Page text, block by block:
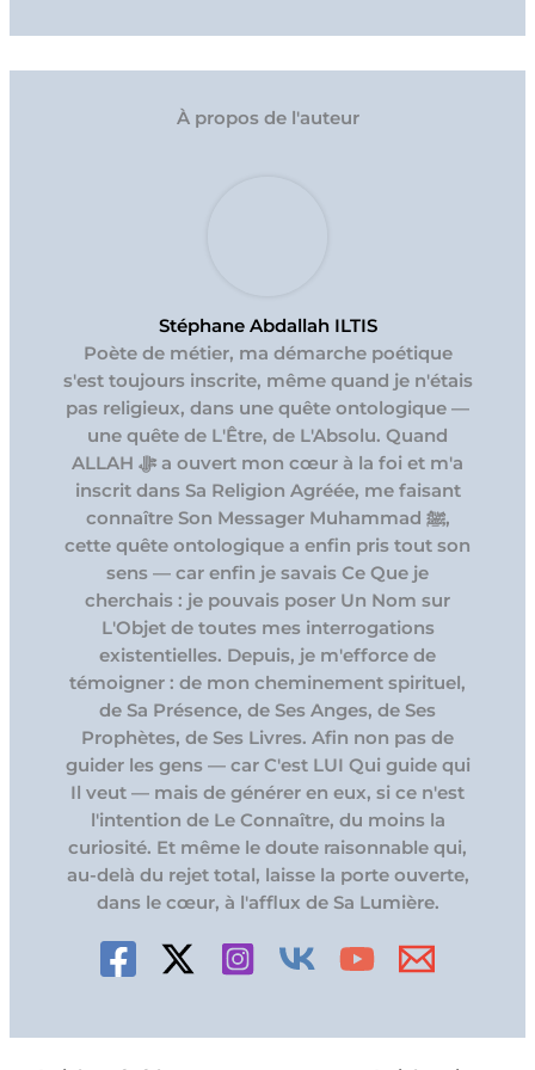
À propos de l'auteur
Stéphane Abdallah ILTIS
Poète de métier, ma démarche poétique
s'est toujours inscrite, même quand je n'étais
pas religieux, dans une quête ontologique —
une quête de L'Être, de L'Absolu. Quand
ALLAH ﷻ a ouvert mon cœur à la foi et m'a
inscrit dans Sa Religion Agréée, me faisant
connaître Son Messager Muhammad ﷺ,
cette quête ontologique a enfin pris tout son
sens — car enfin je savais Ce Que je
cherchais : je pouvais poser Un Nom sur
L'Objet de toutes mes interrogations
existentielles. Depuis, je m'efforce de
témoigner : de mon cheminement spirituel,
de Sa Présence, de Ses Anges, de Ses
Prophètes, de Ses Livres. Afin non pas de
guider les gens — car C'est LUI Qui guide qui
Il veut — mais de générer en eux, si ce n'est
l'intention de Le Connaître, du moins la
curiosité. Et même le doute raisonnable qui,
au-delà du rejet total, laisse la porte ouverte,
dans le cœur, à l'afflux de Sa Lumière.